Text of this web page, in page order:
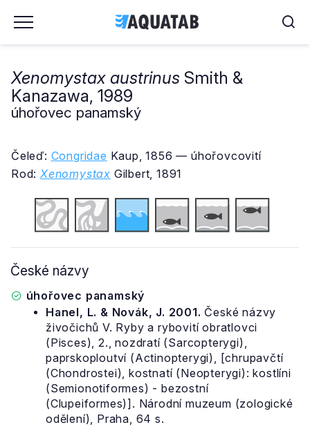
Xenomystax austrinus Smith &
Kanazawa, 1989
úhořovec panamský
Čeleď: Congridae Kaup, 1856 — úhořovcovití
Rod: Xenomystax Gilbert, 1891
České názvy
úhořovec panamský
Hanel, L. & Novák, J. 2001. České názvy
živočichů V. Ryby a rybovití obratlovci
(Pisces), 2., nozdratí (Sarcopterygi),
paprskoploutví (Actinopterygi), [chrupavčtí
(Chondrostei), kostnatí (Neopterygi): kostlíni
(Semionotiformes) - bezostní
(Clupeiformes)]. Národní muzeum (zologické
odělení), Praha, 64 s.